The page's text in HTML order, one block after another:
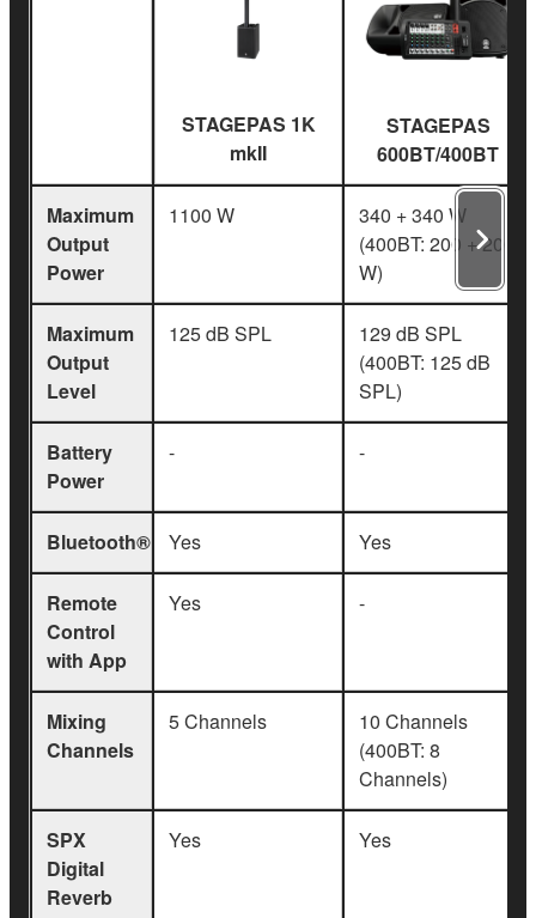
STAGEPAS 1K
mkII
STAGEPAS
600BT/400BT
Maximum
Output
Power
1100 W
340 + 340 W
(400BT: 200 + 200
W)
Maximum
Output
Level
125 dB SPL
129 dB SPL
(400BT: 125 dB
SPL)
Battery
Power
- -
Bluetooth® Yes Yes
Remote
Control
with App
Yes -
Mixing
Channels
5 Channels
10 Channels
(400BT: 8
Channels)
SPX
Digital
Reverb
Yes Yes